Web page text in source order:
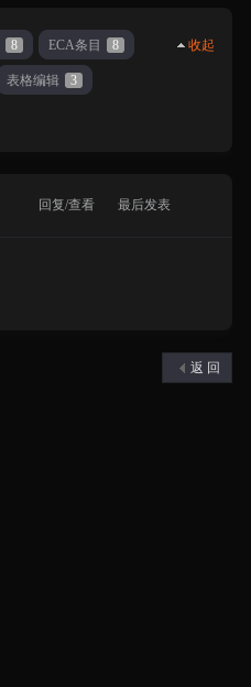
收起
8 ECA条目 8
表格编辑 3
回复/查看 最后发表
返 回